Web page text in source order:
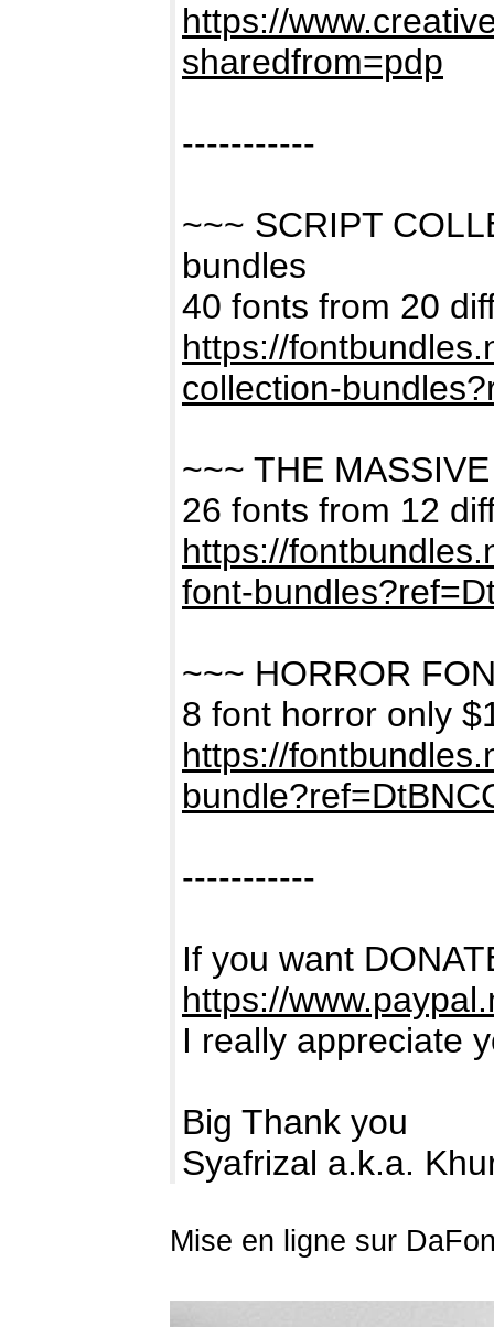
https://
sharedfrom=pdp
-----------
~~~ SCRIPT
bundles
40 fonts from 20
https://
collection-
~~~ THE
26 fonts from 12
https://
font-
~~~ HORROR
8 font horror only
https://
-----------
If you want
https://
I really appreciate
Big Thank you
Syafrizal a.k.a.
Mise en ligne sur